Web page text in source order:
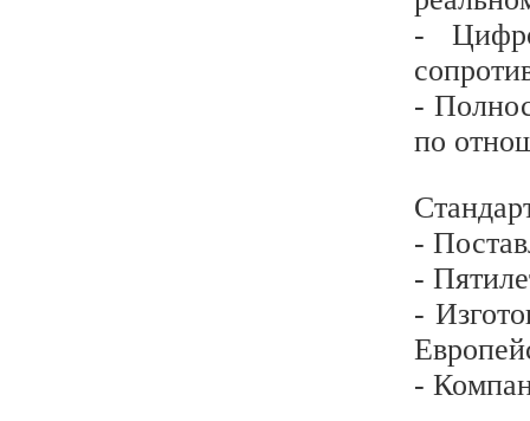
-
-
по
-
-
-
-